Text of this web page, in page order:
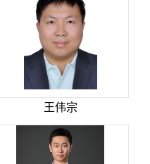
王伟宗